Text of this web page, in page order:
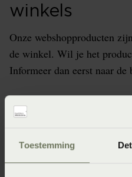
Toestemming
winkels
Onze webshopproducten
de winkel. Wil je het
Informeer dan eerst naar de